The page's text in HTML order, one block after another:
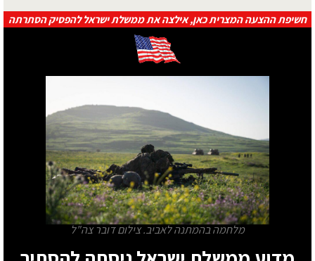
חשיפת ההצעה המצרית כאן, אילצה את ממשלת ישראל להפסיק הסתרתה
מלחמה בהמתנה לאביב. צילום דובר צה"ל